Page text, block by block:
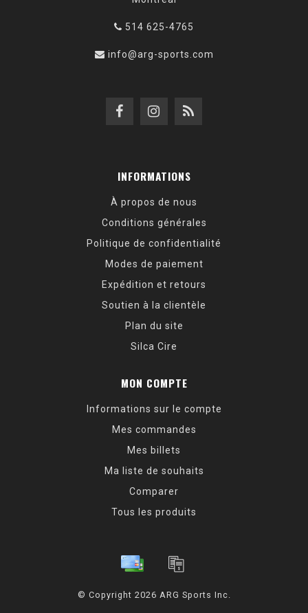
514 625-4765
info@arg-sports.com
INFORMATIONS
À propos de nous
Conditions générales
Politique de confidentialité
Modes de paiement
Expédition et retours
Soutien à la clientèle
Plan du site
Silca Cire
MON COMPTE
Informations sur le compte
Mes commandes
Mes billets
Ma liste de souhaits
Comparer
Tous les produits
© Copyright 2026 ARG Sports Inc.